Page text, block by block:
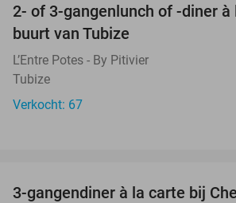
2- of 3-gangenlunch of -diner à
buurt van Tubize
L’Entre Potes - By Pitivier
Tubize
Verkocht: 67
3-gangendiner à la carte bij